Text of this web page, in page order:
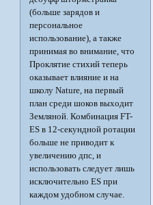
(больше зарядов и
персональное
использование), а также
принимая во внимание, что
Проклятие стихий теперь
оказывает влияние и на
школу Nature, на первый
план среди шоков выходит
Земляной. Комбинация FT-
ES в 12-секундной ротации
больше не приводит к
увеличению дпс, и
использовать следует лишь
исключительно ES при
каждом удобном случае.